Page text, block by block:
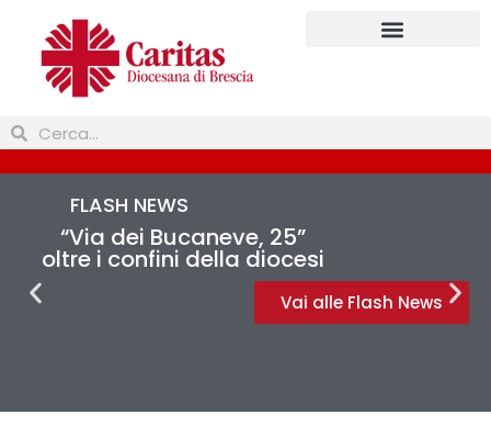
FLASH NEWS
“Via dei Bucaneve, 25”
oltre i confini della diocesi
Vai alle Flash News